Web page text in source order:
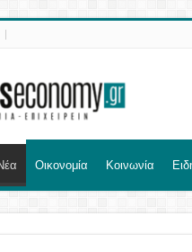
Οικονομία Κοινωνία